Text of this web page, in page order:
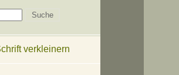
verkleinern